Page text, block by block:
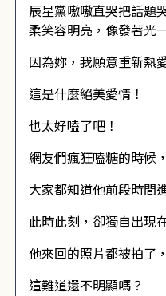
辰星黨嗷嗷直哭把話題
柔笑容明亮，像發著光
因為妳，我願意重新熱
這是什麼絕美愛情！
也太好嗑了吧！
網友們瘋狂嗑糖的時候
大家都知道他前段時間
此時此刻，卻獨自出現
他來回的照片都被拍了
這難道還不明顯嗎？